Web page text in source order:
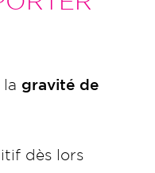
la gravité de
dès lors